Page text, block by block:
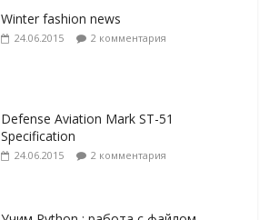
Winter fashion news
24.06.2015 2 комментария
Defense Aviation Mark ST-51
Specification
24.06.2015 2 комментария